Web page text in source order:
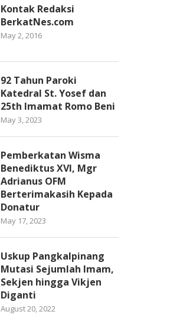
Kontak Redaksi
BerkatNes.com
May 2, 2016
92 Tahun Paroki
Katedral St. Yosef dan
25th Imamat Romo Beni
May 3, 2023
Pemberkatan Wisma
Benediktus XVI, Mgr
Adrianus OFM
Berterimakasih Kepada
Donatur
May 17, 2023
Uskup Pangkalpinang
Mutasi Sejumlah Imam,
Sekjen hingga Vikjen
Diganti
August 20, 2022